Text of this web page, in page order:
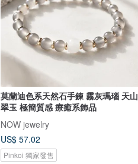
莫蘭迪色系天然石手鍊 霧灰瑪瑙 天山
翠玉 極簡質感 療癒系飾品
NOW jewelry
US$ 57.02
Pinkoi 獨家發售